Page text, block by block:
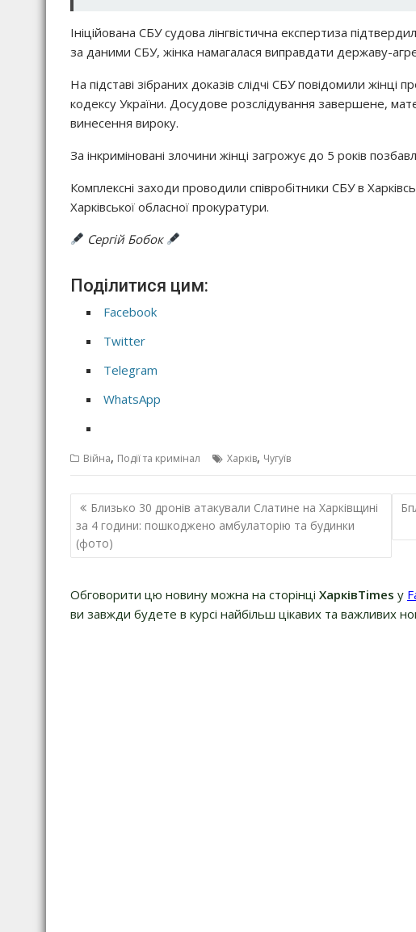
Ініційована СБУ судова лінгвістична експертиза
за даними СБУ, жінка намагалася виправдати державу-
На підставі зібраних доказів слідчі СБУ повідомили жінці
кодексу України. Досудове розслідування завершене,
винесення вироку.
За інкриміновані злочини жінці загрожує до 5 років
Комплексні заходи проводили співробітники СБУ в
Харківської обласної прокуратури.
Сергій Бобок
Поділитися цим:
Facebook
Twitter
Telegram
WhatsApp
Війна, Події та кримінал Харків, Чугуїв
Н
а
в
г
а
Близько 30 дронів атакували Слатине на Харківщині
за 4 години: пошкоджено амбулаторію та будинки
(фото)
Обговорити цю новину можна на сторінці ХарківTimes у
ви завжди будете в курсі найбільш цікавих та важливих